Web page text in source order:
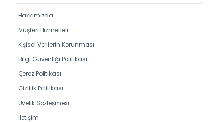
Hakkımızda
Müşteri Hizmetleri
Kişisel Verilerin Korunması
Bilgi Güvenliği Politikası
Çerez Politikası
Gizlilik Politikası
Üyelik Sözleşmesi
İletişim